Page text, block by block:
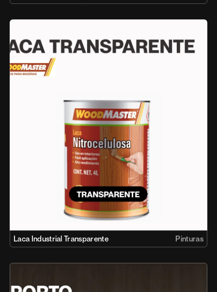
Laca Industrial Transparente Pinturas